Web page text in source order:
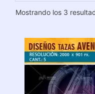
Mostrando los 3